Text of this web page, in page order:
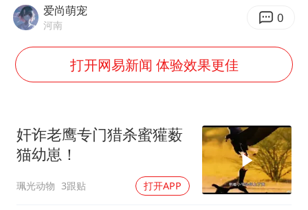
白海豚将正面袭击贯穿浙江
郑丽文：台湾从来没有“独立”过
几元成本的AI广告导致千万市值蒸发
酒店回应车内过夜被收150元
上半年国内手机销量TOP30出炉
梁家辉百花奖演讲落泪
爱尚萌宠
河南 0
打开网易新闻 体验效果更佳
奸诈老鹰专门猎杀蜜獾薮
猫幼崽！
珮光动物 3跟贴 打开APP